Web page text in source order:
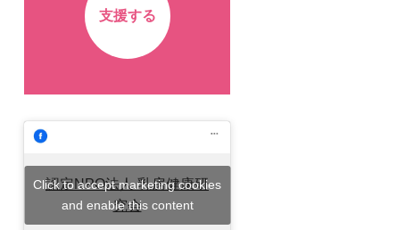
支援する
認定NPO法人 乳房健康研
究会
Click to accept marketing cookies
and enable this content